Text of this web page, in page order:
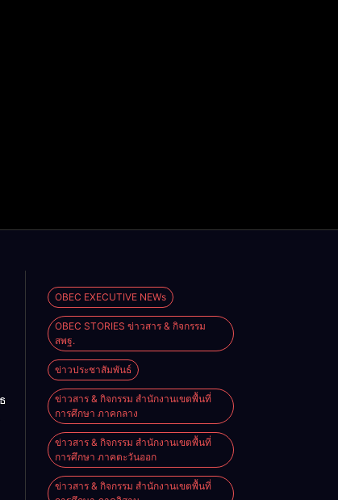
รมราช
OBEC EXECUTIVE NEWs
OBEC STORIES ข่าวสาร & กิจกรรม
สพฐ.
ข่าวประชาสัมพันธ์
ข่าวสาร & กิจกรรม สำนักงานเขตพื้นที่
การศึกษา ภาคกลาง
ข่าวสาร & กิจกรรม สำนักงานเขตพื้นที่
การศึกษา ภาคตะวันออก
ข่าวสาร & กิจกรรม สำนักงานเขตพื้นที่